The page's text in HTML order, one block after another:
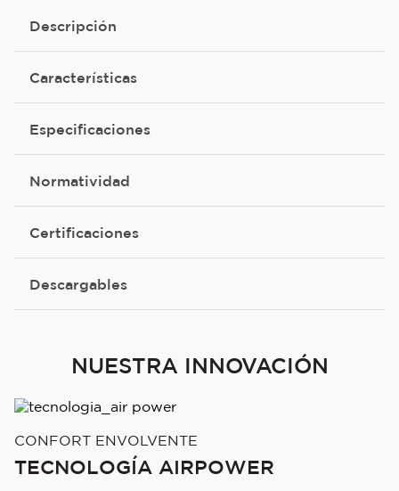
Descripción
Características
Especificaciones
Normatividad
Certificaciones
Descargables
NUESTRA INNOVACIÓN
CONFORT ENVOLVENTE
TECNOLOGÍA AIRPOWER